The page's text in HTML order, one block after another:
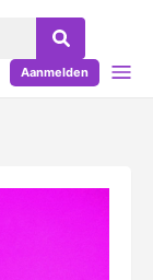
Aanmelden